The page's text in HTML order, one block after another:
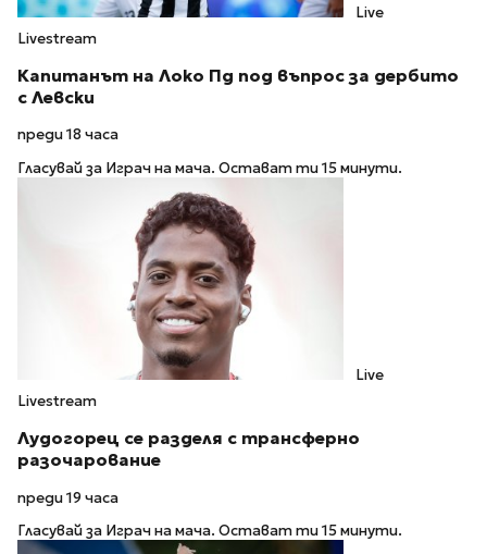
Live
Livestream
Капитанът на Локо Пд под въпрос за дербито
с Левски
преди 18 часа
Гласувай за Играч на мача. Остават ти 15 минути.
Live
Livestream
Лудогорец се разделя с трансферно
разочарование
преди 19 часа
Гласувай за Играч на мача. Остават ти 15 минути.